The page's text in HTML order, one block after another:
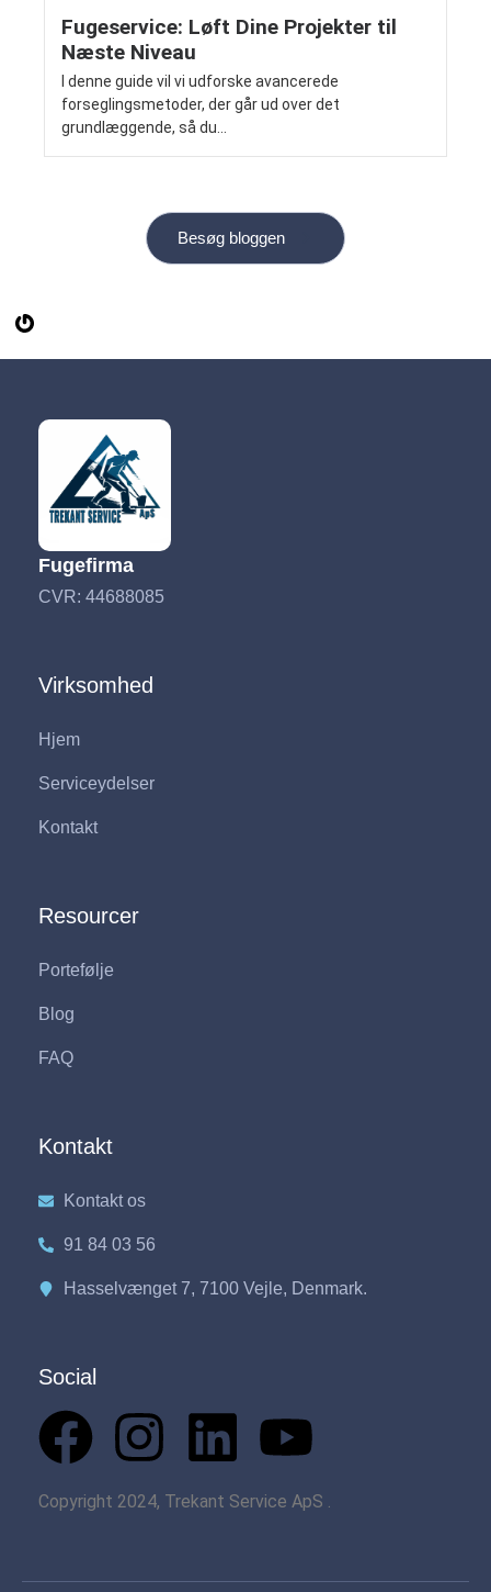
Fugeservice: Løft Dine Projekter til
Næste Niveau
I denne guide vil vi udforske avancerede
forseglingsmetoder, der går ud over det
grundlæggende, så du...
Besøg bloggen
Fugefirma
CVR: 44688085
Virksomhed
Hjem
Serviceydelser
Kontakt
Resourcer
Portefølje
Blog
FAQ
Kontakt
Kontakt os
91 84 03 56
Hasselvænget 7, 7100 Vejle, Denmark.
Social
Copyright 2024, Trekant Service ApS .